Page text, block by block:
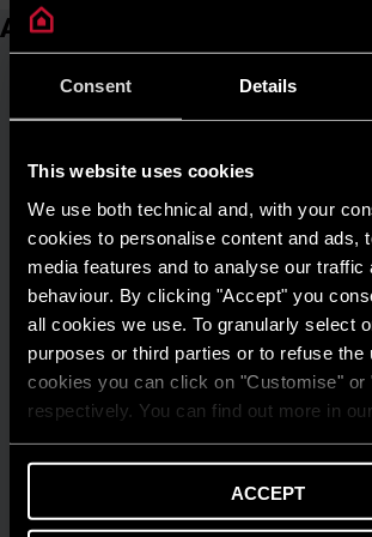
Consent Details
This website uses cookies
We use both technical and, with your
cookies to personalise content and ads,
media features and to analyse our
behaviour. By clicking "Accept" you
all cookies we use. To granularly select
purposes or third parties or to refuse the
cookies you can click on "Customise" or
respectively. You can find out more in
ACCEPT
Articoli correlati